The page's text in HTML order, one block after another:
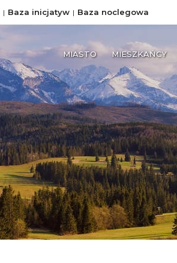
Baza inicjatyw Baza noclegowa
MIASTO MIESZKAŃCY